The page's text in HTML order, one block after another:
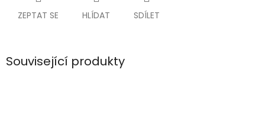
ZEPTAT SE HLÍDAT SDÍLET
Související produkty